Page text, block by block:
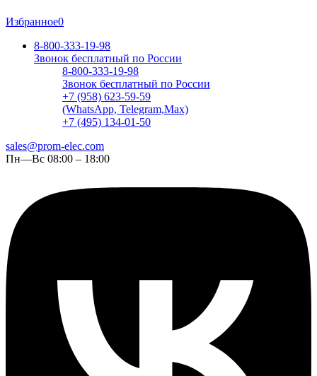
Избранное0
8-800-333-19-98
Звонок бесплатный по России
8-800-333-19-98
Звонок бесплатный по России
+7 (958) 623-59-59
(WhatsApp, Telegram,Max)
+7 (495) 134-01-50
sales@prom-elec.com
Пн—Вс 08:00 – 18:00